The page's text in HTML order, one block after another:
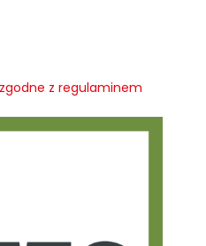
z regulaminem